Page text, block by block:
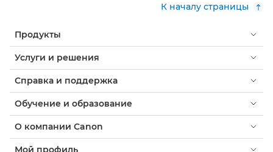
К началу страницы
Продукты
Услуги и решения
Справка и поддержка
Обучение и образование
О компании Canon
Мой профиль